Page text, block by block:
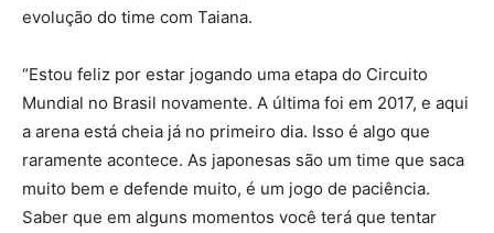
evolução do time com Taiana.
“Estou feliz por estar jogando uma etapa do Circuito
Mundial no Brasil novamente. A última foi em 2017, e aqui
a arena está cheia já no primeiro dia. Isso é algo que
raramente acontece. As japonesas são um time que saca
muito bem e defende muito, é um jogo de paciência.
Saber que em alguns momentos você terá que tentar